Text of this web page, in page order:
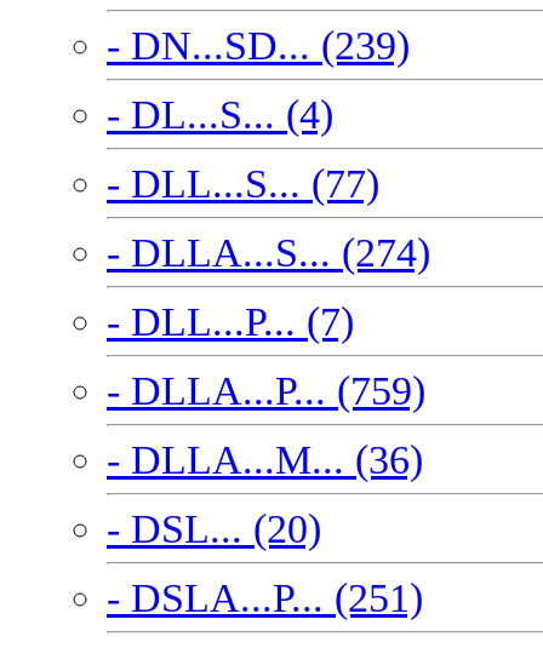
- DN...SD... (239)
- DL...S... (4)
- DLL...S... (77)
- DLLA...S... (274)
- DLL...P... (7)
- DLLA...P... (759)
- DLLA...M... (36)
- DSL... (20)
- DSLA...P... (251)